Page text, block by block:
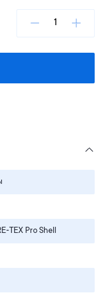
Pro Shell